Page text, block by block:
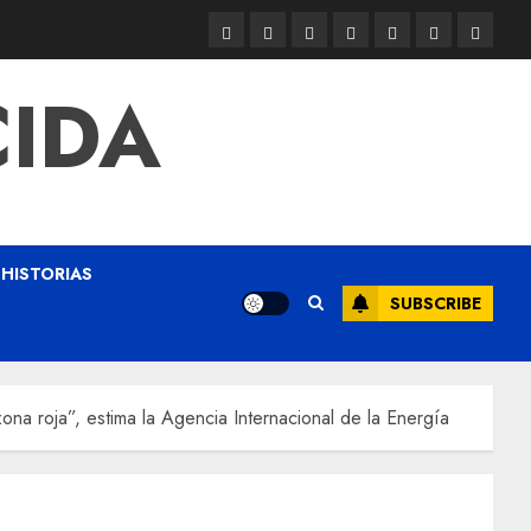
HISTORIAS
SUBSCRIBE
roja”, estima la Agencia Internacional de la Energía